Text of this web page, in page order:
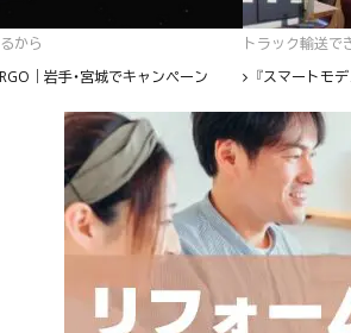
から
｜岩手・宮城でキャンペーン
トラック輸送で
『スマートモ